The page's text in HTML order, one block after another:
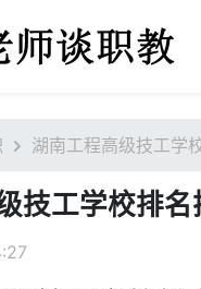
湖南工程高级技工学
技工学校排